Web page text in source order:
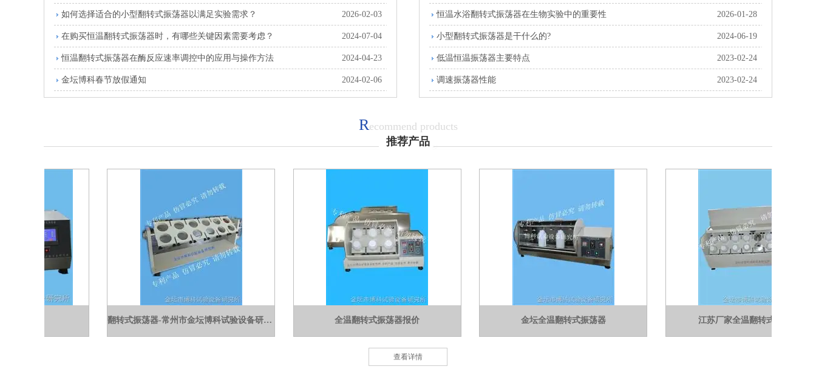
如何选择适合的小型翻转式振荡器以满足实验需求？ 2026-02-03
在购买恒温翻转式振荡器时，有哪些关键因素需要考虑？ 2024-07-04
恒温翻转式振荡器在酶反应速率调控中的应用与操作方法 2024-04-23
金坛博科春节放假通知 2024-02-06
恒温水浴翻转式振荡器在生物实验中的重要性 2026-01-28
小型翻转式振荡器是干什么的? 2024-06-19
低温恒温振荡器主要特点 2023-02-24
调速振荡器性能 2023-02-24
Recommend products
推荐产品
翻转式振荡器-常州市金坛博科试验设备研究所 全温翻转式振荡器报价 金坛全温翻转式振荡器 江苏厂家全温翻转式振荡器
查看详情